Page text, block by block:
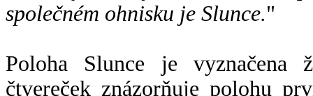
společném ohnisku je Slunce."
Poloha Slunce je vyznačena
čtvereček znázorňuje polohu